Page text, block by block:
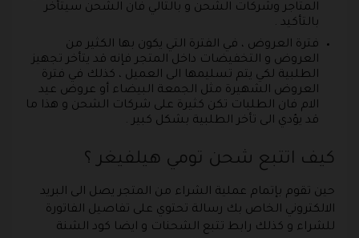
المتاجر وشركات الشحن و بالتالي فان الشحن سيتأخر
بالتأكيد .
فترة العروض ، في الفترة التي يكون بها الكثير من
العروض و التخفيضات داخل المتجر فإنه قد يتأخر تجهيز
الطلبية لكي يتم تسليمها الى العميل ، كذلك في فترة
العروض الشهيرة مثل الجمعة البيضاء أو عروض عيد
الام فان الطلبات تكن كثيرة على شركات الشحن و هذا ما
قد يؤدي الى تأخر الطلبية بشكل كبير .
كيف اتتبع شحن تومي هيلفيغر ؟
حين تقوم بإتمام عملية الشراء من المتجر يصل الى البريد
الالكتروني الخاص بك رسالة تحتوي على تفاصيل الفاتورة
للشراء و كذلك رابط تتبع الشحنات و ايضا كود الشنة